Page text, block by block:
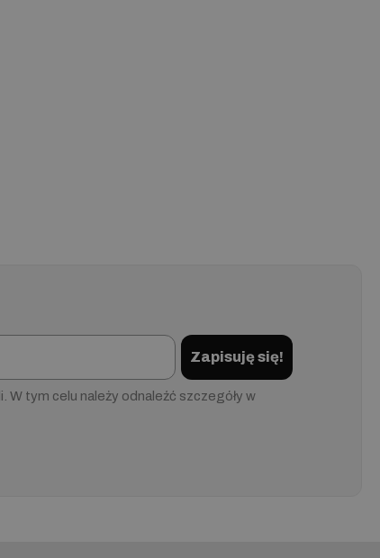
Zapisuję się!
W tym celu należy odnaleźć szczegóły w